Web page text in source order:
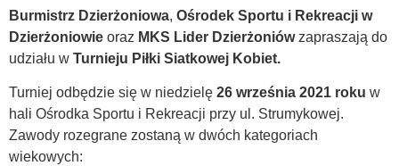
Burmistrz Dzierżoniowa, Ośrodek Sportu i Rekreacji w
Dzierżoniowie oraz MKS Lider Dzierżoniówzapraszają do
udziału w Turnieju Piłki Siatkowej Kobiet.
Turniej odbędzie się w niedzielę 26 września 2021 roku w
hali Ośrodka Sportu i Rekreacji przy ul. Strumykowej.
Zawody rozegrane zostaną w dwóch kategoriach
wiekowych: